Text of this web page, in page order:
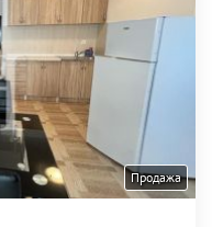
Продажа